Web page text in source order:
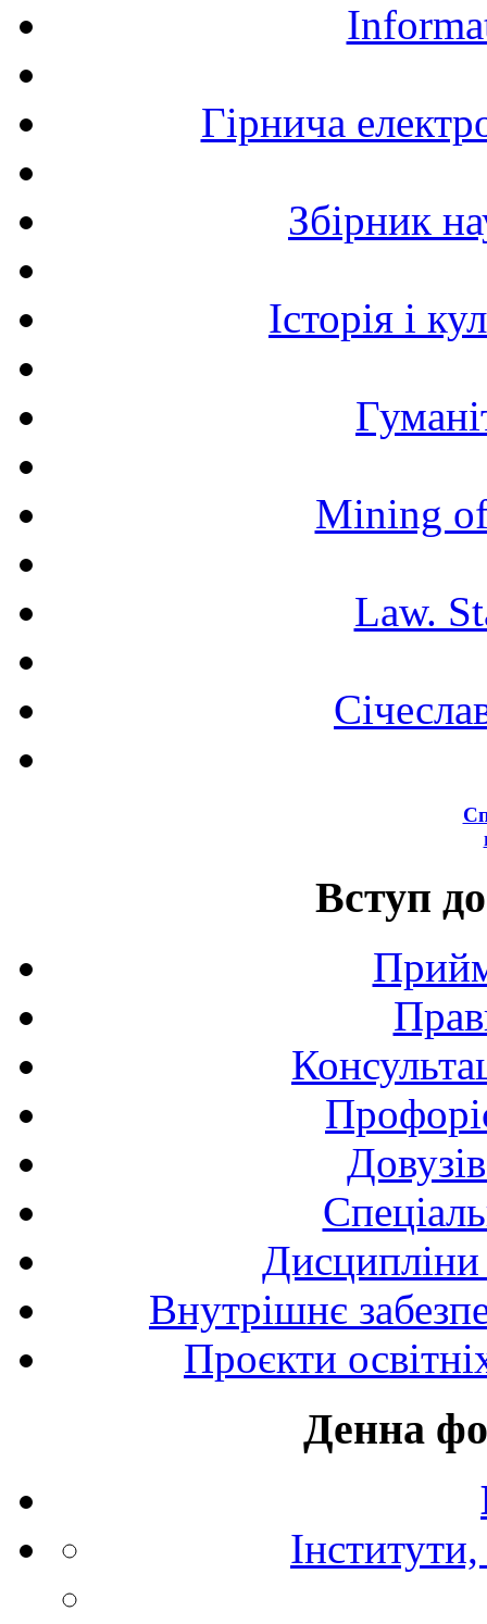
Гірнича
Збірник
Історія і
Mining
Law.
Вступ
Внутрішнє
Проєкти
Денна